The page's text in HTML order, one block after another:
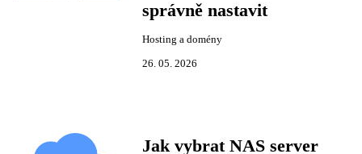
správně nastavit
Hosting a domény
26. 05. 2026
Jak vybrat NAS server